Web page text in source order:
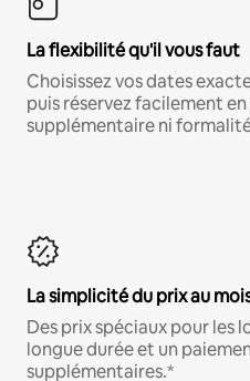
La flexibilité qu'il vous faut
Choisissez vos dates
puis réservez facilement
supplémentaire ni
La simplicité du prix au
Des prix spéciaux pour les
longue durée et un
supplémentaires.*